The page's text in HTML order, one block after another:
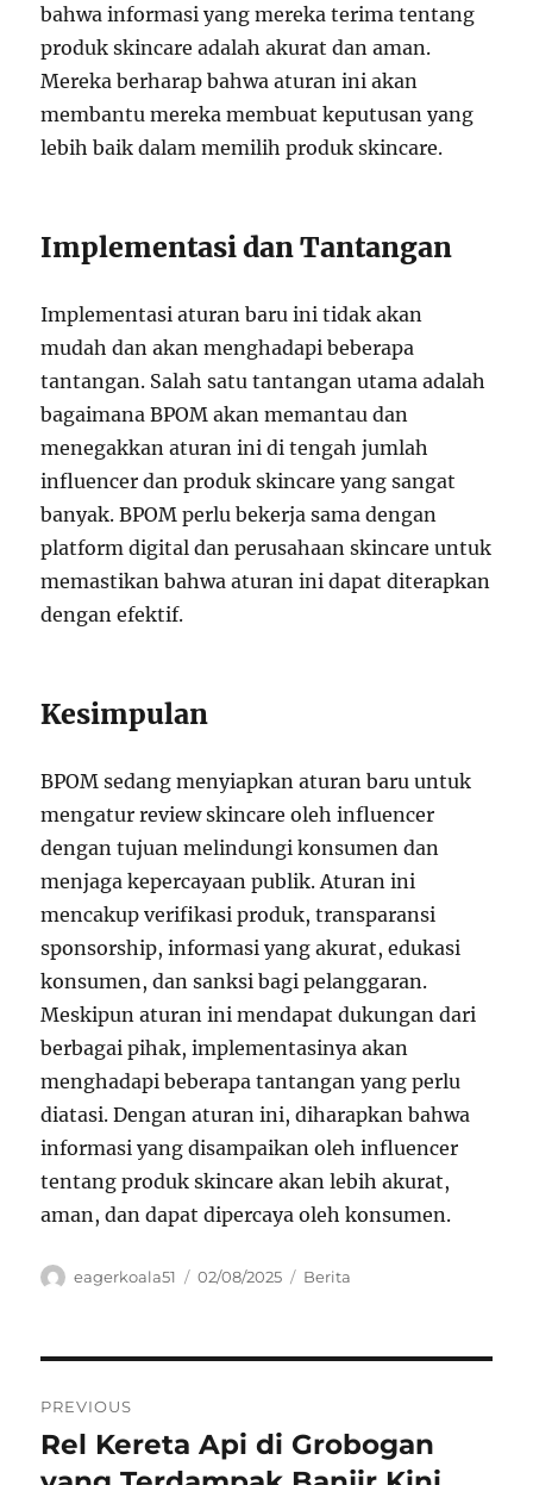
bahwa informasi yang mereka terima tentang
produk skincare adalah akurat dan aman.
Mereka berharap bahwa aturan ini akan
membantu mereka membuat keputusan yang
lebih baik dalam memilih produk skincare.
Implementasi dan Tantangan
Implementasi aturan baru ini tidak akan
mudah dan akan menghadapi beberapa
tantangan. Salah satu tantangan utama adalah
bagaimana BPOM akan memantau dan
menegakkan aturan ini di tengah jumlah
influencer dan produk skincare yang sangat
banyak. BPOM perlu bekerja sama dengan
platform digital dan perusahaan skincare untuk
memastikan bahwa aturan ini dapat diterapkan
dengan efektif.
Kesimpulan
BPOM sedang menyiapkan aturan baru untuk
mengatur review skincare oleh influencer
dengan tujuan melindungi konsumen dan
menjaga kepercayaan publik. Aturan ini
mencakup verifikasi produk, transparansi
sponsorship, informasi yang akurat, edukasi
konsumen, dan sanksi bagi pelanggaran.
Meskipun aturan ini mendapat dukungan dari
berbagai pihak, implementasinya akan
menghadapi beberapa tantangan yang perlu
diatasi. Dengan aturan ini, diharapkan bahwa
informasi yang disampaikan oleh influencer
tentang produk skincare akan lebih akurat,
aman, dan dapat dipercaya oleh konsumen.
Author
eagerkoala51
Posted
02/08/2025 Categories
Berita
pos
PREVIOUS
Previous
post:
Rel Kereta Api di Grobogan